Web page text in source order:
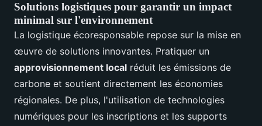
Solutions logistiques pour garantir un impact
minimal sur l'environnement
La logistique écoresponsable repose sur la mise en
œuvre de solutions innovantes. Pratiquer un
approvisionnement local réduit les émissions de
carbone et soutient directement les économies
régionales. De plus, l'utilisation de technologies
numériques pour les inscriptions et les supports